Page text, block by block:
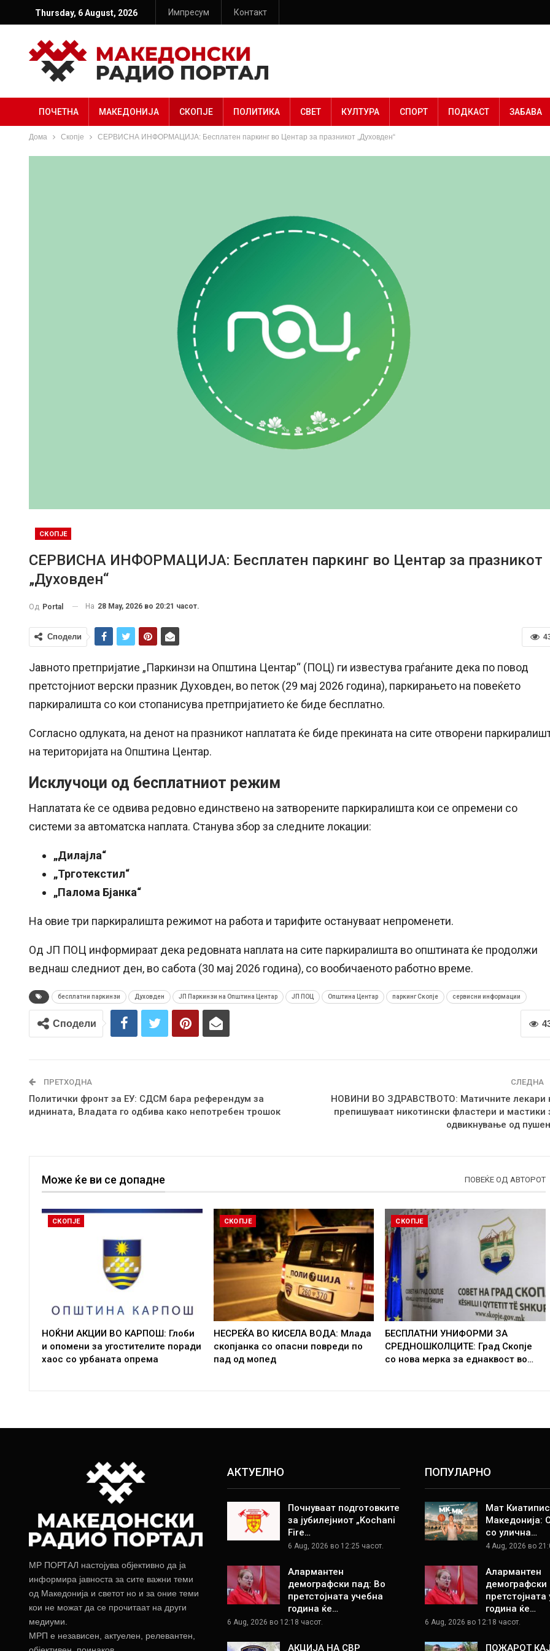
Thursday, 6 August, 2026 Импресум Контакт
ПОЧЕТНА МАКЕДОНИЈА СКОПЈЕ ПОЛИТИКА СВЕТ КУЛТУРА СПОРТ ПОДКАСТ ЗАБАВА
Дома Скопје СЕРВИСНА ИНФОРМАЦИЈА: Бесплатен паркинг во Центар за празникот „Духовден“
СКОПЈЕ
СЕРВИСНА ИНФОРМАЦИЈА: Бесплатен паркинг во Центар за празникот
„Духовден“
Од Portal На 28 May, 2026 во 20:21 часот.
Сподели
Јавното претпријатие „Паркинзи на Општина Центар“ (ПОЦ) ги известува граѓаните дека по повод
претстојниот верски празник Духовден, во петок (29 мај 2026 година), паркирањето на повеќето
паркиралишта со кои стопанисува претпријатието ќе биде бесплатно.
Согласно одлуката, на денот на празникот наплатата ќе биде прекината на сите отворени
на територијата на Општина Центар.
Исклучоци од бесплатниот режим
Наплатата ќе се одвива редовно единствено на затворените паркиралишта кои се опремени со
системи за автоматска наплата. Станува збор за следните локации:
„Дилајла“
„Трготекстил“
„Палома Бјанка“
На овие три паркиралишта режимот на работа и тарифите остануваат непроменети.
Од ЈП ПОЦ информираат дека редовната наплата на сите паркиралишта во општината ќе продолжи
веднаш следниот ден, во сабота (30 мај 2026 година), со вообичаеното работно време.
бесплатни паркинзи Духовден ЈП Паркинзи на Општина Центар ЈП ПОЦ Општина Центар паркинг Скопје сервисни информации
Сподели
ПРЕТХОДНА
Политички фронт за ЕУ: СДСМ бара референдум за
иднината, Владата го одбива како непотребен трошок
СЛЕДНА
НОВИНИ ВО ЗДРАВСТВОТО: Матичните лекари
препишуваат никотински фластери и мастики
одвикнување од
Може ќе ви се допадне ПОВЕЌЕ ОД АВТОРОТ
СКОПЈЕ
НОЌНИ АКЦИИ ВО КАРПОШ: Глоби
и опомени за угостителите поради
хаос со урбаната опрема
СКОПЈЕ
НЕСРЕЌА ВО КИСЕЛА ВОДА: Млада
скопјанка со опасни повреди по
пад од мопед
СКОПЈЕ
БЕСПЛАТНИ УНИФОРМИ ЗА
СРЕДНОШКОЛЦИТЕ: Град Скопје
со нова мерка за еднаквост во…
МР ПОРТАЛ настојува објективно да ја
информира јавноста за сите важни теми
од Македонија и светот но и за оние теми
кои не можат да се прочитаат на други
медиуми.
МРП е независен, актуелен, релевантен,
АКТУЕЛНО
Почнуваат подготовките
за јубилејниот „Kochani
Fire…
6 Aug, 2026 во 12:25 часот.
Алармантен
демографски пад: Во
претстојната учебна
година ќе…
6 Aug, 2026 во 12:18 часот.
АКЦИЈА НА СВР
ПОПУЛАРНО
Мат
Македонија:
со улична…
4 Aug, 2026 во
Алармантен
демографски
претстојната
година ќе…
6 Aug, 2026 во 12:18 часот.
ПОЖАРОТ